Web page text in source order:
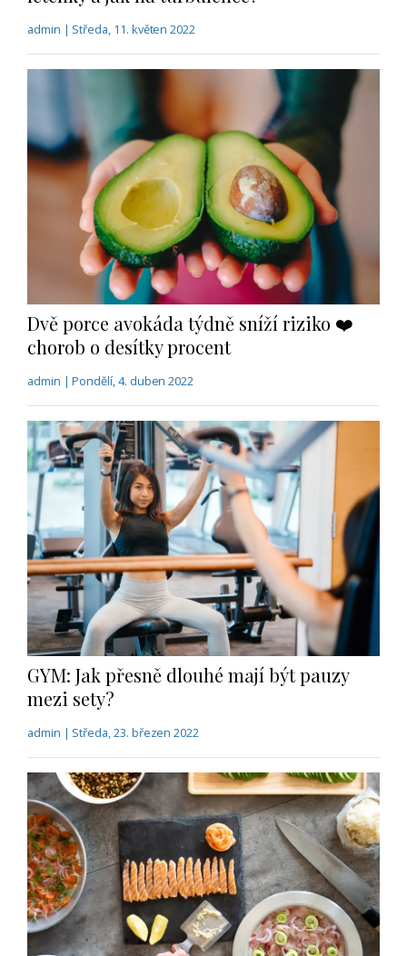
admin | Středa, 11. květen 2022
Dvě porce avokáda týdně sníží riziko ❤️
chorob o desítky procent
admin | Pondělí, 4. duben 2022
GYM: Jak přesně dlouhé mají být pauzy
mezi sety?
admin | Středa, 23. březen 2022